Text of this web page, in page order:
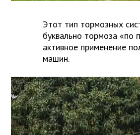
Этот тип тормозных
буквально тормоза «по
активное применение
машин.